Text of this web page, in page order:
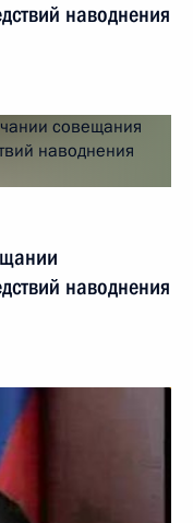
наводнения
наводнения